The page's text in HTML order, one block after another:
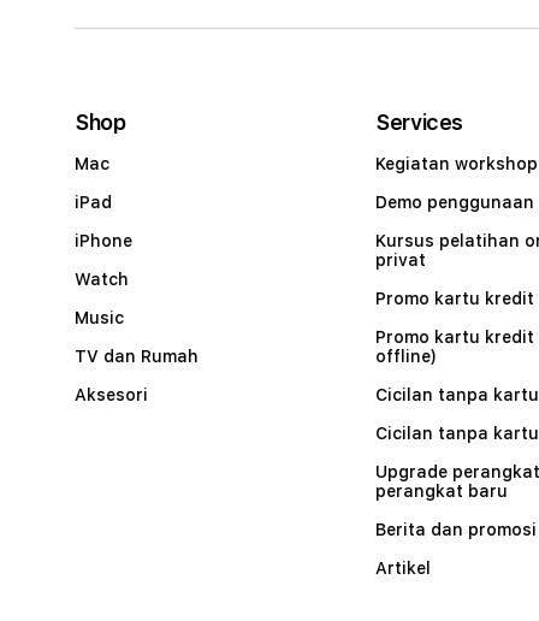
Shop
Mac
iPad
iPhone
Watch
Music
TV dan Rumah
Aksesori
Services
Kegiatan workshop
Demo penggunaan
Kursus pelatihan
privat
Promo kartu kredit
Promo kartu kredit
offline)
Cicilan tanpa
Cicilan tanpa
Upgrade
perangkat baru
Berita dan promosi
Artikel